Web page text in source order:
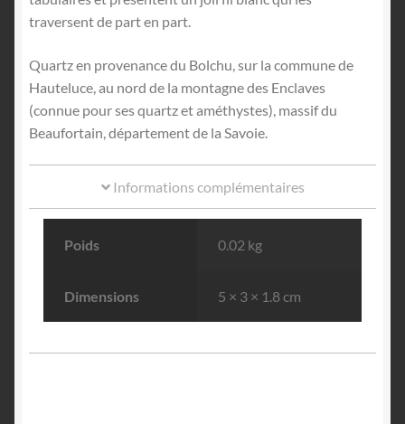
traversent de part en part.
Quartz en provenance du Bolchu, sur la commune de
Hauteluce, au nord de la montagne des Enclaves
(connue pour ses quartz et améthystes), massif du
Beaufortain, département de la Savoie.
Informations complémentaires
Poids 0.02 kg
Dimensions 5 × 3 × 1.8 cm